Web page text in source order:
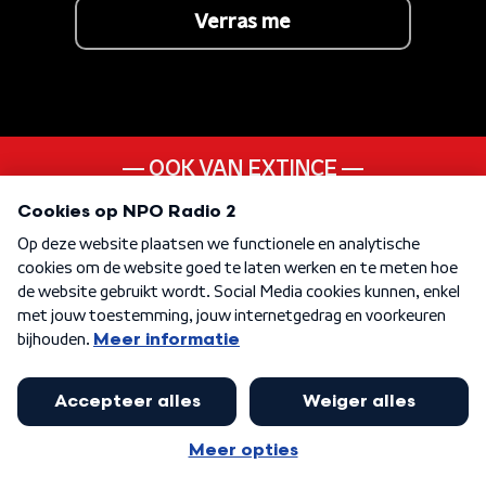
Verras me
OOK VAN EXTINCE
Spraakwater
ANDER LIEDJE UIT DE
90s
KEN JE DEZE NOG
Chan Chan